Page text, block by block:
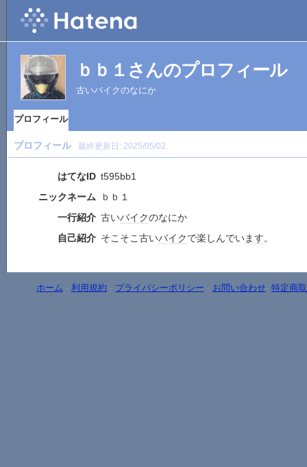
ｂｂ１さんのプロフィール
古いバイクのなにか
プロフィール
プロフィール 最終更新日: 2025/05/02
はてなID t595bb1
ニックネーム
ｂｂ１
一行紹介 古いバイクのなにか
自己紹介 そこそこ古いバイクで楽しんでいます。
ホーム - 利用規約 - プライバシーポリシー - お問い合わせ- 特定商